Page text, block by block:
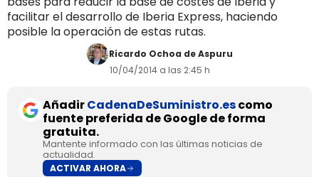
facilitar el desarrollo de Iberia Express, haciendo
posible la operación de estas rutas.
Ricardo Ochoa de Aspuru
10/04/2014 a las 2:45 h
AñadirCadenaDeSuministro.escomo
fuente preferida de Google de forma
gratuita.
Mantente informado con las últimas noticias de
actualidad.
ACTIVAR AHORA